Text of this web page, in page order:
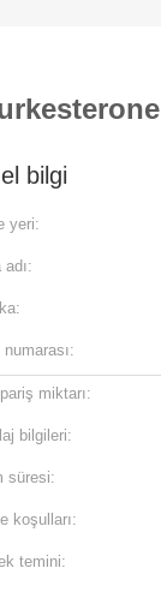
bilgi
yeri:
adı:
numarası:
miktarı:
bilgileri:
süresi:
koşulları:
temini: